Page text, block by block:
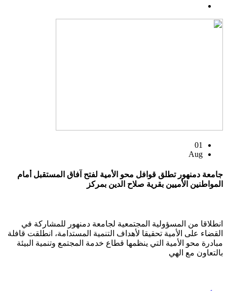
01
Aug
جامعة دمنهور تطلق قوافل محو الأمية لفتح آفاق المستقبل أمام
المواطنين الأميين بقرية صلاح الدين بمركز
انطلاقا من المسؤولية المجتمعية لجامعة دمنهور للمشاركة في
القضاء على الأمية تحقيقا لأهداف التنمية المستدامة، انطلقت قافلة
مبادرة محو الأمية التي ينظمها قطاع خدمة المجتمع وتنمية البيئة
بالتعاون مع الهي